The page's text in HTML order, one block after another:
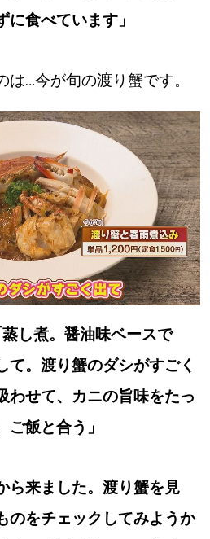
に食べています」
…今が旬の渡り蟹です。
し煮。醤油味ベースで
て。渡り蟹のダシがすごく
わせて、カニの旨味をたっ
飯と合う」
ら来ました。渡り蟹を見
のをチェックしてみようか